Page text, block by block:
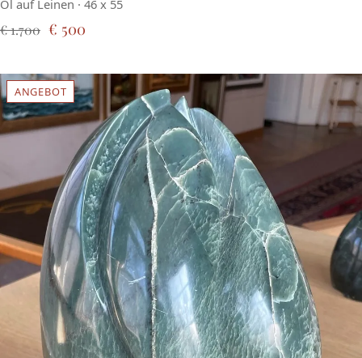
Öl auf Leinen · 46 x 55
€ 1.700 € 500
ANGEBOT